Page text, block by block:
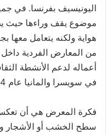
اليونيسيف بفرنسا. في
موضوع يقف وراءها حيث
هواية ولكنه يتعامل معها
من المعارض الفردية
أعماله لدعم الأنشطة
في سويسرا والمانيا عام 2024
فكرة المعرض هي أن تعكس
سطح الخشب أو الأشجار